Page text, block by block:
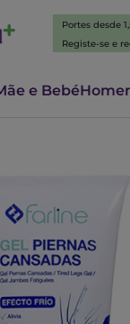
Portes desde
Registe-se e
e Bebé